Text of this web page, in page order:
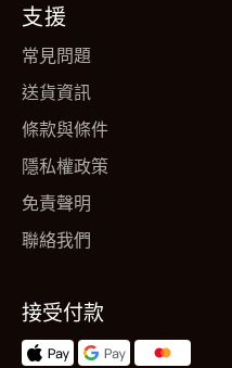
支援
常見問題
送貨資訊
條款與條件
隱私權政策
免責聲明
聯絡我們
接受付款